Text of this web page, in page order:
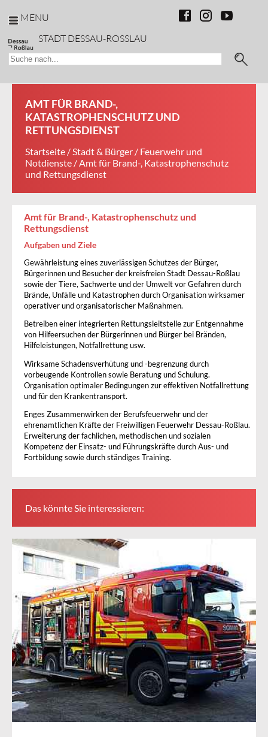
MENU
STADT DESSAU-ROSSLAU
AMT FÜR BRAND-,
KATASTROPHENSCHUTZ UND
RETTUNGSDIENST
Startseite /Stadt & Bürger / Feuerwehr und
Notdienste / Amt für Brand-, Katastrophenschutz
und Rettungsdienst
Amt für Brand-, Katastrophenschutz und
Rettungsdienst
Aufgaben und Ziele
Gewährleistung eines zuverlässigen Schutzes der Bürger,
Bürgerinnen und Besucher der kreisfreien Stadt Dessau-Roßlau
sowie der Tiere, Sachwerte und der Umwelt vor Gefahren durch
Brände, Unfälle und Katastrophen durch Organisation wirksamer
operativer und organisatorischer Maßnahmen.
Betreiben einer integrierten Rettungsleitstelle zur Entgennahme
von Hilfeersuchen der Bürgerinnen und Bürger bei Bränden,
Hilfeleistungen, Notfallrettung usw.
Wirksame Schadensverhütung und -begrenzung durch
vorbeugende Kontrollen sowie Beratung und Schulung.
Organisation optimaler Bedingungen zur effektiven Notfallrettung
und für den Krankentransport.
Enges Zusammenwirken der Berufsfeuerwehr und der
ehrenamtlichen Kräfte der Freiwilligen Feuerwehr Dessau-Roßlau.
Erweiterung der fachlichen, methodischen und sozialen
Kompetenz der Einsatz- und Führungskräfte durch Aus- und
Fortbildung sowie durch ständiges Training.
Das könnte Sie interessieren: